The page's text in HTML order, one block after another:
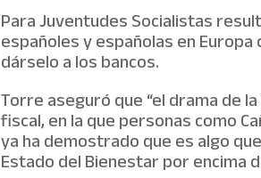
Para Juventudes Socialistas
españoles y españolas en
dárselo a los bancos.
Torre aseguró que “el drama de
fiscal, en la que personas como
ya ha demostrado que es algo
Estado del Bienestar por encima